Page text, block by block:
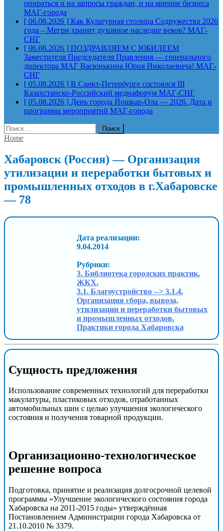
опираться и на запросы граждан, и на мнение бизнеса
МАГ-города
[ 06.08.2026 ] Как Культурная столица Содружества 2026
года – Мегри хранит духовное наследие веков? МАГ-
СНГ
[ 06.08.2026 ] ПОЗДРАВЛЯЕМ С ЮБИЛЕЕМ
Заместителя Председателя Правления — генерального
директора МАГ Васюнькина Юрия Николаевича! МАГ-
СНГ
[ 05.08.2026 ] В Санкт-Петербурге состоялся III
Казахстанско-Российский медиафорум МАГ-СНГ
[ 05.08.2026 ] День города Йошкар-Ола — 2026. Дата и
программа мероприятий МАГ-города
Найти:
Home
Хабаровск (Россия) — Организация
утилизации и переработки бытовых и
промышленных отходов в г.Хабаровске
— 78
Дата реализации:
9.04.2014
Рубрики:
3. Библиотека городских практик.
ЖКХ.
3.1. Благоустройство --> 3.1.4.
Организация сбора, вывоза,
утилизации и переработки бытовых
и промышленных отходов.
Практики города Хабаровска
Сущность предложения
Использование современных технологий для переработки
макулатуры, пластиковых отходов, отработанных
автомобильных шин с целью улучшения экологического
состояния и получения товарной продукции.
Организационно-технологическое
решение вопроса
Подготовка, принятие и реализация долгосрочной целевой
программы «Улучшение экологического состояния города
Хабаровска на 2011-2015 годы» утверждённая
Постановлением Администрации города Хабаровска от
21.10.2010 № 3379.